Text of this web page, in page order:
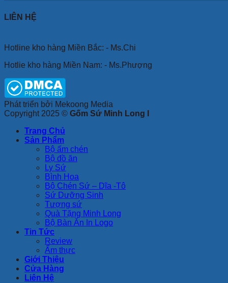
LIÊN HỆ
Hotline kho hàng Miền Bắc: - Ms.Chi
Hotlie kho hàng Miền Nam: - Ms.Phượng
Phát triển bởi Mekoong Media
Copyright 2025 © Gốm Sứ Minh Long I
Trang Chủ
Sản Phẩm
Bộ ấm chén
Bộ đồ ăn
Ly Sứ
Bình Hoa
Bộ Chén Sứ – Dĩa -Tô
Sứ Dưỡng Sinh
Tượng sứ
Quà Tặng Minh Long
Bộ Bàn Ăn In Logo
Tin Tức
Review
Ẩm thực
Giới Thiệu
Cửa Hàng
Liên Hệ